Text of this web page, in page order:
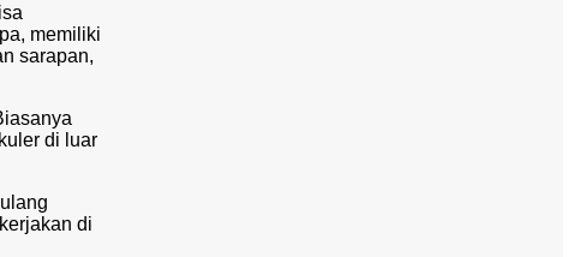
memiliki
sarapan,
di luar
di